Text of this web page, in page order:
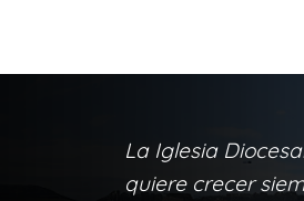
La Iglesia
quiere crecer